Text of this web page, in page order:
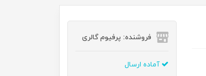
فروشنده: پرفیوم گالری
آماده ارسال